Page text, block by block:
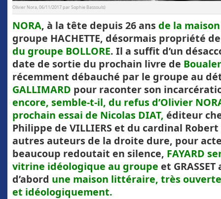
(Olivier Nora, 06/11/2017 par Sophie Bassouls)
NORA, à la tête depuis 26 ans de la maison
groupe HACHETTE, désormais propriété
du groupe BOLLORE. Il a suffit d’un
date de sortie du prochain livre de
récemment débauché par le groupe au
GALLIMARD pour raconter son
encore, semble-t-il, du refus d’Olivier
prochain essai de Nicolas DIAT, éditeur
Philippe de VILLIERS et du cardinal Robert
autres auteurs de la droite dure, pour
beaucoup redoutait en silence, FAYARD
vitrine idéologique au groupe et
d’abord une maison littéraire, très
et idéologiquement.